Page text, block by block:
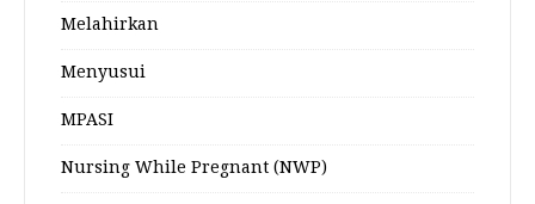
Melahirkan
Menyusui
MPASI
Nursing While Pregnant (NWP)